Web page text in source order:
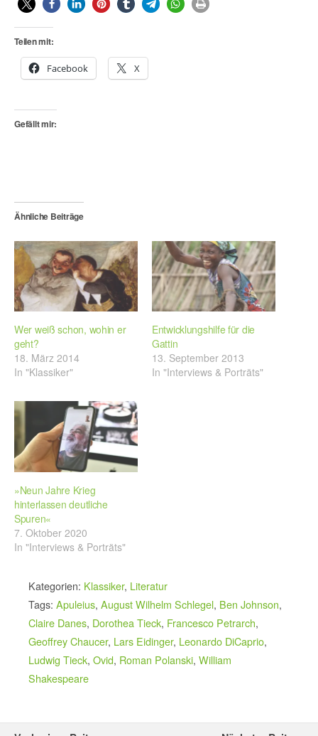
Teilen mit:
Facebook X
Gefällt mir:
Ähnliche Beiträge
Wer weiß schon, wohin er
geht?
18. März 2014
In "Klassiker"
Entwicklungshilfe für die
Gattin
13. September 2013
In "Interviews & Porträts"
»Neun Jahre Krieg
hinterlassen deutliche
Spuren«
7. Oktober 2020
In "Interviews & Porträts"
Kategorien: Klassiker, Literatur
Tags: Apuleius, August Wilhelm Schlegel, Ben Johnson,
Claire Danes, Dorothea Tieck, Francesco Petrarch,
Geoffrey Chaucer, Lars Eidinger, Leonardo DiCaprio,
Ludwig Tieck, Ovid, Roman Polanski, William
Shakespeare